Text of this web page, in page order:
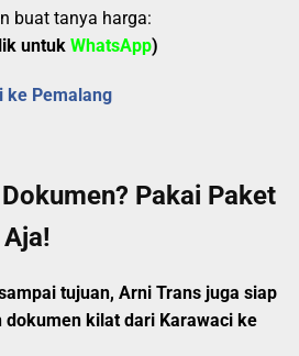
buat tanya harga:
untuk WhatsApp)
ke Pemalang
Pakai Paket
tujuan, Arni Trans juga siap
dokumen kilat dari Karawaci ke